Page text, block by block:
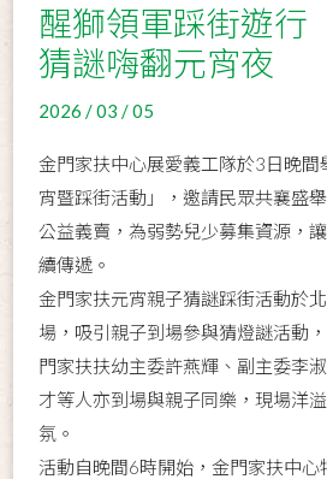
醒獅領軍踩街遊
猜謎嗨翻元宵夜
2026 / 03 / 05
金門家扶中心展愛義工隊於3日晚間
宵暨踩街活動」，邀請民眾共襄盛
公益義賣，為弱勢兒少募集資源，
續傳遞。
金門家扶元宵親子猜謎踩街活動於
場，吸引親子到場參與猜燈謎活動
門家扶扶幼主委許燕輝、副主委李
才等人亦到場與親子同樂，現場洋
氛。
活動自晚間6時開始，金門家扶中心